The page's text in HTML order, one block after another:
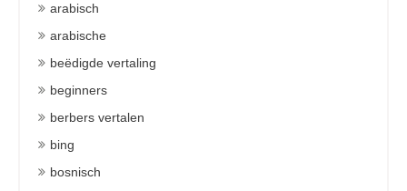
arabisch
arabische
beëdigde vertaling
beginners
berbers vertalen
bing
bosnisch